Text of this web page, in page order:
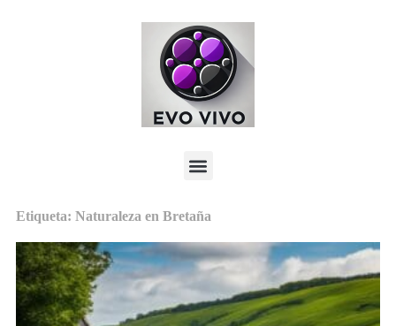
Etiqueta: Naturaleza en Bretaña